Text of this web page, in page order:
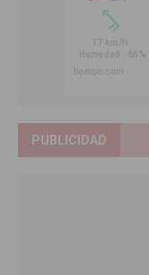
PUBLICIDAD